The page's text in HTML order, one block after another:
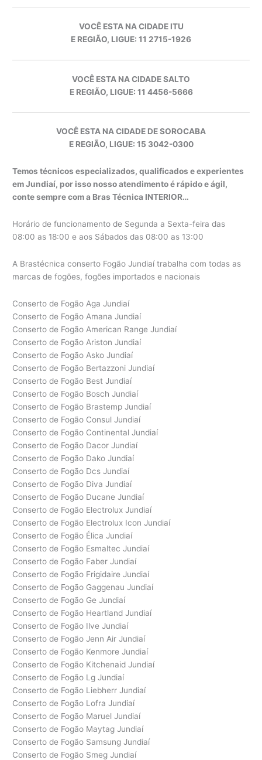
VOCÊ ESTA NA CIDADE ITU
E REGIÃO, LIGUE: 11 2715-1926
VOCÊ ESTA NA CIDADE SALTO
E REGIÃO, LIGUE: 11 4456-5666
VOCÊ ESTA NA CIDADE DE SOROCABA
E REGIÃO, LIGUE: 15 3042-0300
Temos técnicos especializados, qualificados e experientes
em Jundiaí, por isso nosso atendimento é rápido e ágil,
conte sempre com a Bras Técnica INTERIOR…
Horário de funcionamento de Segunda a Sexta-feira das
08:00 as 18:00 e aos Sábados das 08:00 as 13:00
A Brastécnica conserto Fogão Jundiaí trabalha com todas as
marcas de fogões, fogões importados e nacionais
Conserto de Fogão Aga Jundiaí
Conserto de Fogão Amana Jundiaí
Conserto de Fogão American Range Jundiaí
Conserto de Fogão Ariston Jundiaí
Conserto de Fogão Asko Jundiaí
Conserto de Fogão Bertazzoni Jundiaí
Conserto de Fogão Best Jundiaí
Conserto de Fogão Bosch Jundiaí
Conserto de Fogão Brastemp Jundiaí
Conserto de Fogão Consul Jundiaí
Conserto de Fogão Continental Jundiaí
Conserto de Fogão Dacor Jundiaí
Conserto de Fogão Dako Jundiaí
Conserto de Fogão Dcs Jundiaí
Conserto de Fogão Diva Jundiaí
Conserto de Fogão Ducane Jundiaí
Conserto de Fogão Electrolux Jundiaí
Conserto de Fogão Electrolux Icon Jundiaí
Conserto de Fogão Élica Jundiaí
Conserto de Fogão Esmaltec Jundiaí
Conserto de Fogão Faber Jundiaí
Conserto de Fogão Frigidaire Jundiaí
Conserto de Fogão Gaggenau Jundiaí
Conserto de Fogão Ge Jundiaí
Conserto de Fogão Heartland Jundiaí
Conserto de Fogão Ilve Jundiaí
Conserto de Fogão Jenn Air Jundiaí
Conserto de Fogão Kenmore Jundiaí
Conserto de Fogão Kitchenaid Jundiaí
Conserto de Fogão Lg Jundiaí
Conserto de Fogão Liebherr Jundiaí
Conserto de Fogão Lofra Jundiaí
Conserto de Fogão Maruel Jundiaí
Conserto de Fogão Maytag Jundiaí
Conserto de Fogão Samsung Jundiaí
Conserto de Fogão Smeg Jundiaí